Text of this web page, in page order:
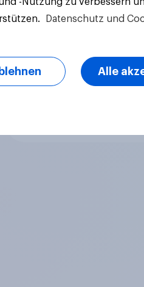
Datenschutz und
Alle